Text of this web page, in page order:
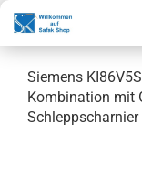
Siemens
Kombination mit
Schleppscharnier